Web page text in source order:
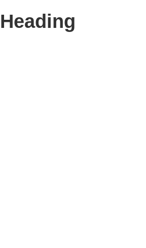
Heading